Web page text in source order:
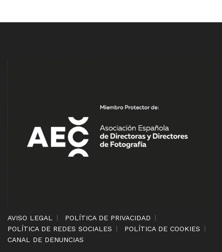
AVISO LEGAL
POLÍTICA DE PRIVACIDAD
POLÍTICA DE REDES SOCIALES
POLÍTICA DE COOKIES
CANAL DE DENUNCIAS